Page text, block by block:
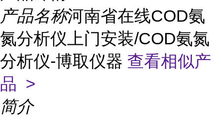
产品名称河南省在线COD氨
氮分析仪上门安装/COD氨氮
分析仪-博取仪器 查看相似产
品 >
简介